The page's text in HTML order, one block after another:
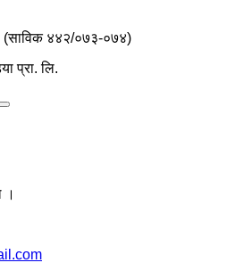
४४२/०७३-०७४)
प्रा. लि.
।